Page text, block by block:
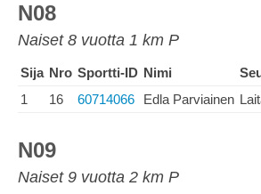
N08
Naiset 8 vuotta 1 km P
Sija Nro Sportti-ID Nimi
1
16 60714066 Edla Parviainen
N09
Naiset 9 vuotta 2 km P